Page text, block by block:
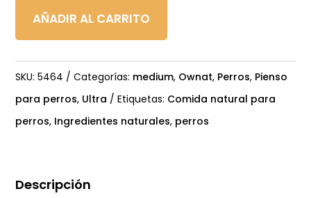
JUNIOR
AÑADIR AL CARRITO
SKU:5464 Categorías: medium, Ownat, Perros, Pienso
para perros, Ultra Etiquetas: Comida natural para
perros, Ingredientes naturales, perros
Descripción